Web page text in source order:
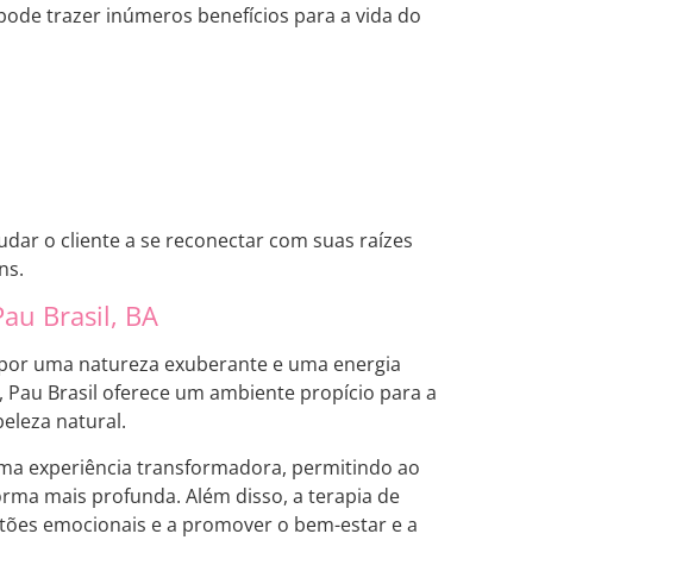
trazer inúmeros benefícios para a vida do
o cliente a se reconectar com suas raízes
Brasil, BA
uma natureza exuberante e uma energia
, Pau Brasil oferece um ambiente propício para a
natural.
experiência transformadora, permitindo ao
mais profunda. Além disso, a terapia de
emocionais e a promover o bem-estar e a